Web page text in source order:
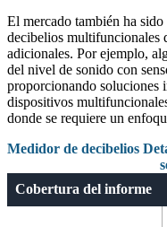
El mercado también ha
decibelios multifuncionales
adicionales. Por ejemplo,
del nivel de sonido con
proporcionando soluciones
dispositivos
donde se requiere un
Medidor de decibelios
Cobertura del informe